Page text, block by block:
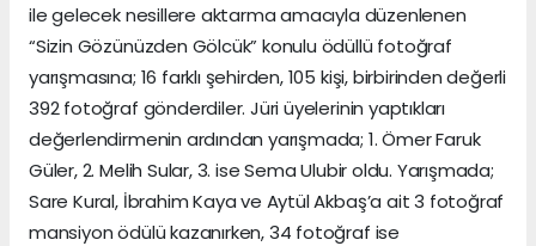
ile gelecek nesillere aktarma amacıyla düzenlenen
“Sizin Gözünüzden Gölcük” konulu ödüllü fotoğraf
yarışmasına; 16 farklı şehirden, 105 kişi, birbirinden değerli
392 fotoğraf gönderdiler. Jüri üyelerinin yaptıkları
değerlendirmenin ardından yarışmada; 1. Ömer Faruk
Güler, 2. Melih Sular, 3. ise Sema Ulubir oldu. Yarışmada;
Sare Kural, İbrahim Kaya ve Aytül Akbaş’a ait 3 fotoğraf
mansiyon ödülü kazanırken, 34 fotoğraf ise